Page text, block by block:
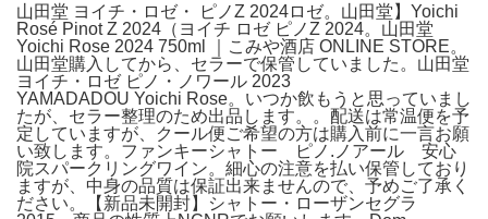
山田堂 ヨイチ・ロゼ・ ピノZ 2024ロゼ。山田堂】Yoichi
Rosé Pinot Z 2024（ヨイチ ロゼ ピノZ 2024。山田堂
Yoichi Rose 2024 750ml ｜こみや酒店 ONLINE STORE。
山田堂購入してから、セラーで保管していました。山田堂
ヨイチ・ロゼ ピノ・ノワール 2023
YAMADADOU Yoichi Rose。いつか飲もうと思っていまし
たが、セラー整理のため出品します。。配送は常温便を予
定していますが、クール便ご希望の方は購入前に一言お願
い致します。ファンキーシャトー ピノ.ノアール 安心
院スパークリングワイン。細心の注意を払い保管しており
ますが、中身の品質は保証出来ませんので、予めご了承く
ださい。【新品未開封】シャトー・ローザンセグラ